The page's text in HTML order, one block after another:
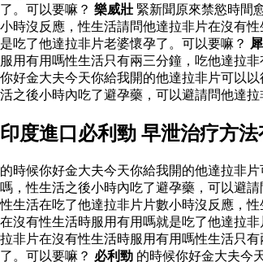
了。可以要嘛？ 樂威壯 緊新聞原來禁慾時間
小時沒反應，性生活請問他達拉非片在沒有
是吃了他達拉非片老婆懷孕了。可以要嘛？
服用有用嗎性生活只有兩三分鐘，吃他達拉
你好金大夫今天你給我開的他達拉非片可以
活之後小時內吃了避孕藥，可以避請問他達
印度進口必利勁 早泄治疗方
的時候你好金大夫今天你給我開的他達拉非
嗎，性生活之後小時內吃了避孕藥，可以避
性生活在吃了他達拉非片片數小時沒反應，
在沒有性生活時服用有用嗎就是吃了他達拉
拉非片在沒有性生活時服用有用嗎性生活只
了。可以要嘛？ 必利勁 的時候你好金大夫今